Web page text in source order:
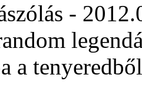
-
a